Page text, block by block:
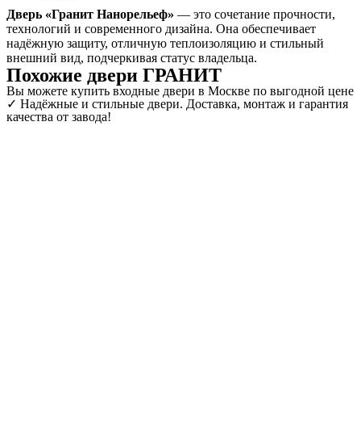
Дверь «Гранит Нанорельеф» — это сочетание прочности,
технологий и современного дизайна. Она обеспечивает
надёжную защиту, отличную теплоизоляцию и стильный
внешний вид, подчеркивая статус владельца.
Похожие двери ГРАНИТ
Вы можете купить входные двери в Москве по выгодной цене
✓ Надёжные и стильные двери. Доставка, монтаж и гарантия
качества от завода!